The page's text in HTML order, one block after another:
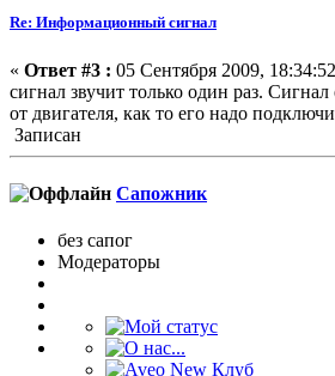
Re: Информационный сигнал
« Ответ #3 : 05 Сентября 2009,
сигнал звучит только один раз.
от двигателя, как то его надо
Записан
Сапожник
без сапог
Модераторы